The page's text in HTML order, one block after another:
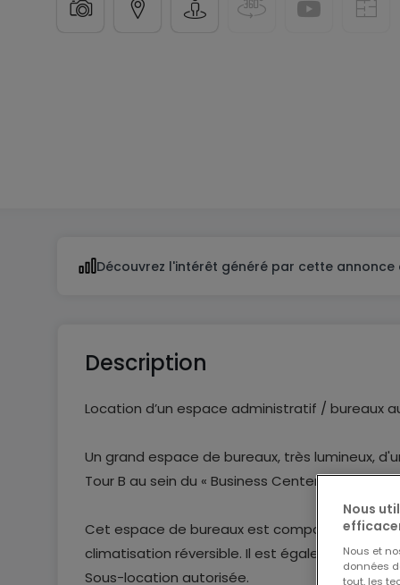
Découvrez l'intérêt généré par cette
Description
Location d’un espace administratif / bureaux
Un grand espace de bureaux, très lumineux,
Tour B au sein du « Business Center », à
Cet espace de bureaux est compartimenté
climatisation réversible. Il est également
Sous-location autorisée.
Nous
Nous et
données
tout, les